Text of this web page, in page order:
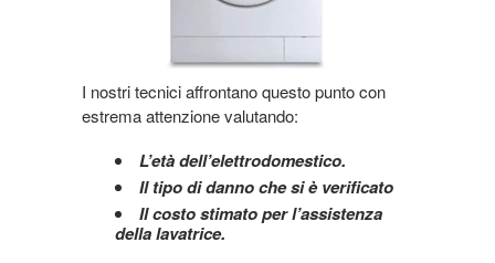
I nostri tecnici affrontano questo punto con
estrema attenzione valutando:
L’età dell’elettrodomestico.
Il tipo di danno che si è verificato
Il costo stimato per l’assistenza
della lavatrice.